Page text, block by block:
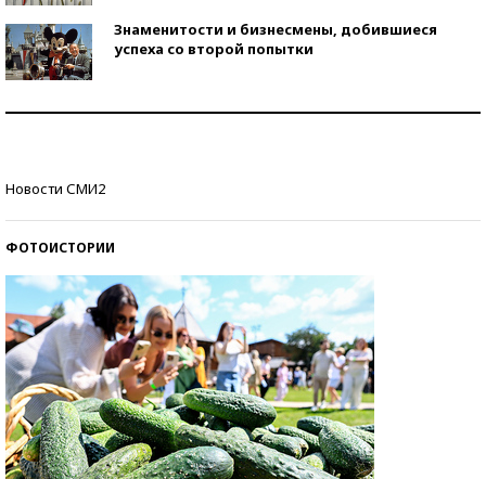
Знаменитости и бизнесмены, добившиеся
успеха со второй попытки
Новости СМИ2
ФОТОИСТОРИИ